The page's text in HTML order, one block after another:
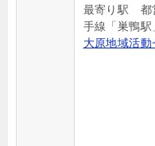
最寄り駅 都
手線「巣鴨駅
大原地域活動